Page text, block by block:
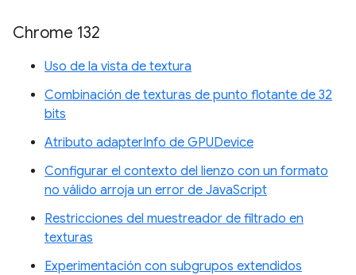
Chrome 132
Uso de la vista de textura
Combinación de texturas de punto flotante de 32
bits
Atributo adapterInfo de GPUDevice
Configurar el contexto del lienzo con un formato
no válido arroja un error de JavaScript
Restricciones del muestreador de filtrado en
texturas
Experimentación con subgrupos extendidos